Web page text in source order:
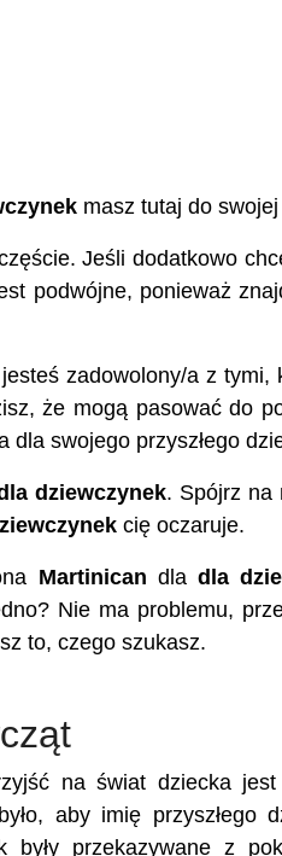
masz tutaj do
Jeśli dodatkowo
podwójne, ponieważ
zadowolony/a z tymi,
że mogą pasować do
dla swojego przyszłego
dziewczynek. Spójrz na
cię oczaruje.
Martinican dla dla
Nie ma problemu,
to, czego szukasz.
na świat dziecka jest
aby imię przyszłego
były przekazywane z